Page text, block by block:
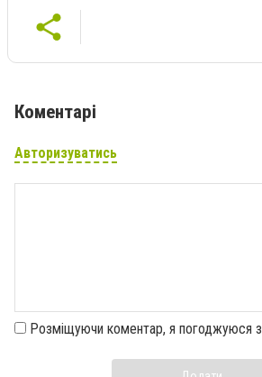
Коментарі
Авторизуватись
Розміщуючи коментар, я погоджуюся з